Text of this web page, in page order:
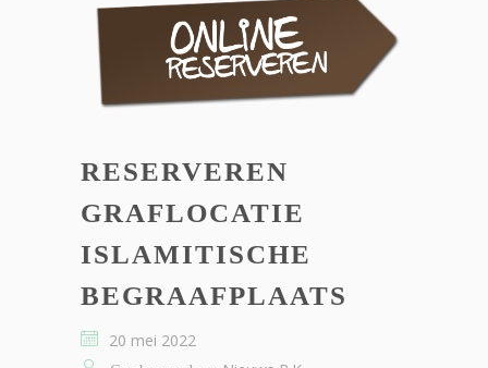
RESERVEREN
GRAFLOCATIE
ISLAMITISCHE
BEGRAAFPLAATS
20 mei 2022